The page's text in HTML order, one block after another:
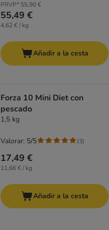
PRVP* 55,90 €
55,49 €
4,62 € / kg
Añadir a la cesta
Forza 10 Mini Diet con
pescado
1,5 kg
17,49 €
11,66 € / kg
Valorar: 5/5 (3)
Añadir a la cesta